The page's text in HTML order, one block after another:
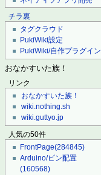
チラ裏
タグクラウド
PukiWiki設定
PukiWiki/自作プラグイン
おなかすいた族！
リンク
おなかすいた族！
wiki.nothing.sh
wiki.guttyo.jp
人気の50件
FrontPage(284845)
Arduino/ピン配置
(160568)